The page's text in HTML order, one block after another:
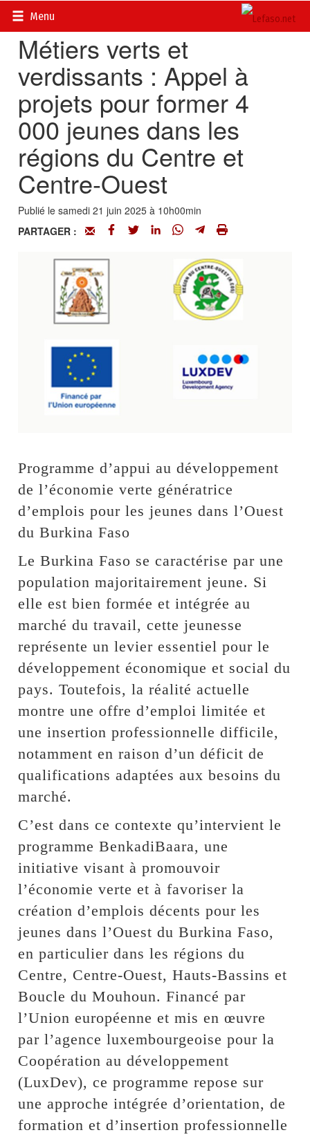
Menu
Accueil>
Métiers verts et
verdissants : Appel à
projets pour former 4
000 jeunes dans les
régions du Centre et
Centre-Ouest
Publié le samedi 21 juin 2025 à 10h00min
PARTAGER :
Programme d’appui au développement
de l’économie verte génératrice
d’emplois pour les jeunes dans l’Ouest
du Burkina Faso
Le Burkina Faso se caractérise par une
population majoritairement jeune. Si
elle est bien formée et intégrée au
marché du travail, cette jeunesse
représente un levier essentiel pour le
développement économique et social du
pays. Toutefois, la réalité actuelle
montre une offre d’emploi limitée et
une insertion professionnelle difficile,
notamment en raison d’un déficit de
qualifications adaptées aux besoins du
marché.
C’est dans ce contexte qu’intervient le
programme BenkadiBaara, une
initiative visant à promouvoir
l’économie verte et à favoriser la
création d’emplois décents pour les
jeunes dans l’Ouest du Burkina Faso,
en particulier dans les régions du
Centre, Centre-Ouest, Hauts-Bassins et
Boucle du Mouhoun. Financé par
l’Union européenne et mis en œuvre
par l’agence luxembourgeoise pour la
Coopération au développement
(LuxDev), ce programme repose sur
une approche intégrée d’orientation, de
formation et d’insertion professionnelle